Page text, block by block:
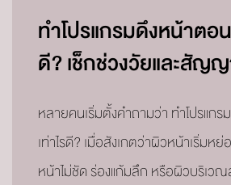
ทำโปรแกรมดึงหน้าตอ
ดี? เช็กช่วงวัยและสัญ
หลายคนเริ่มตั้งคำถามว่า ทำโปรแก
เท่าไรดี? เมื่อสังเกตว่าผิวหน้าเริ่มห
หน้าไม่ชัด ร่องแก้มลึก หรือผิวบริเวณ